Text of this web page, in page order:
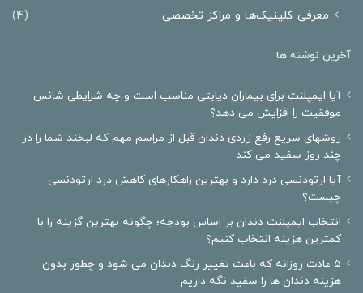
معرفی کلینیک‌ها و مراکز تخصصی
(4)
آخرین نوشته ها
آیا ایمپلنت برای بیماران دیابتی مناسب است و چه شرایطی شانس
موفقیت را افزایش می دهد؟
روشهای سریع رفع زردی دندان قبل از مراسم مهم که لبخند شما را در
چند روز سفید می کند
آیا ارتودنسی درد دارد و بهترین راهکارهای کاهش درد ارتودنسی
چیست؟
انتخاب ایمپلنت دندان بر اساس بودجه؛ چگونه بهترین گزینه را با
کمترین هزینه انتخاب کنیم؟
۵ عادت روزانه که باعث تغییر رنگ دندان می شود و چطور بدون
هزینه دندان ها را سفید نگه داریم